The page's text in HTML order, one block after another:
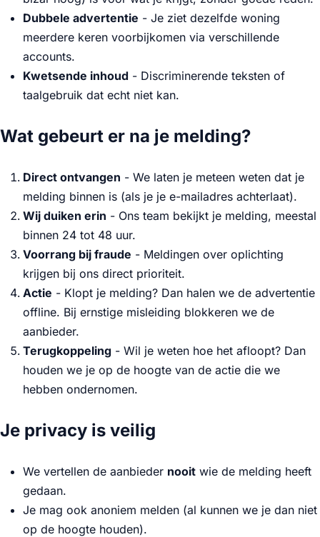
Dubbele advertentie - Je ziet dezelfde woning
meerdere keren voorbijkomen via verschillende
accounts.
Kwetsende inhoud - Discriminerende teksten of
taalgebruik dat echt niet kan.
Wat gebeurt er na je melding?
Direct ontvangen - We laten je meteen weten dat je
melding binnen is (als je je e-mailadres achterlaat).
Wij duiken erin - Ons team bekijkt je melding, meestal
binnen 24 tot 48 uur.
Voorrang bij fraude - Meldingen over oplichting
krijgen bij ons direct prioriteit.
Actie - Klopt je melding? Dan halen we de advertentie
offline. Bij ernstige misleiding blokkeren we de
aanbieder.
Terugkoppeling - Wil je weten hoe het afloopt? Dan
houden we je op de hoogte van de actie die we
hebben ondernomen.
Je privacy is veilig
We vertellen de aanbieder nooit wie de melding heeft
gedaan.
Je mag ook anoniem melden (al kunnen we je dan niet
op de hoogte houden).